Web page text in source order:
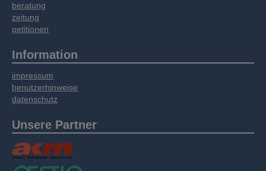
beratung
zeitung
petitionen
Information
impressum
benutzerhinweise
datenschutz
Unsere Partner